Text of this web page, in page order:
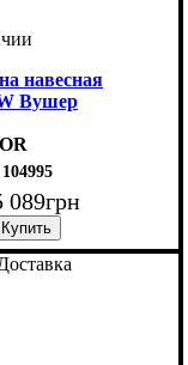
навесная
Вушер
104995
089грн